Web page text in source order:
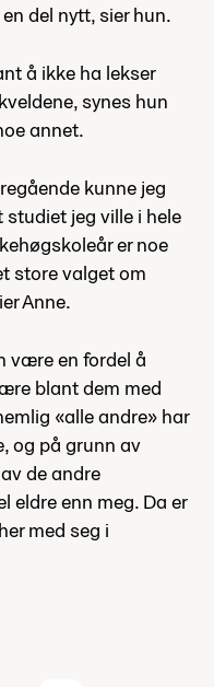
del nytt, sier hun.
å ikke ha lekser
synes hun
annet.
kunne jeg
jeg ville i hele
er noe
store valget om
Anne.
være en fordel å
blant dem med
«alle andre» har
og på grunn av
de andre
eldre enn meg. Da er
med seg i